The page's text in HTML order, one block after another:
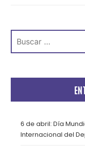
Buscar:
6 de abril: Día
Internacional del